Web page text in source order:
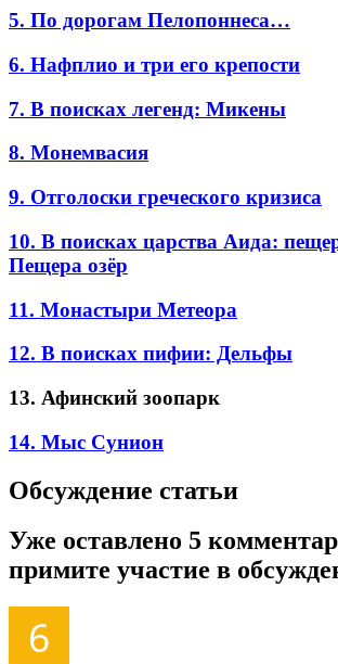
5. По дорогам Пелопоннеса…
6. Нафплио и три его крепости
7. В поисках легенд: Микены
8. Монемвасия
9. Отголоски греческого кризиса
10. В поисках царства Аида:
Пещера озёр
11. Монастыри Метеора
12. В поисках пифии: Дельфы
13. Афинский зоопарк
14. Мыс Сунион
Обсуждение статьи
Уже оставлено 5
примите участие в